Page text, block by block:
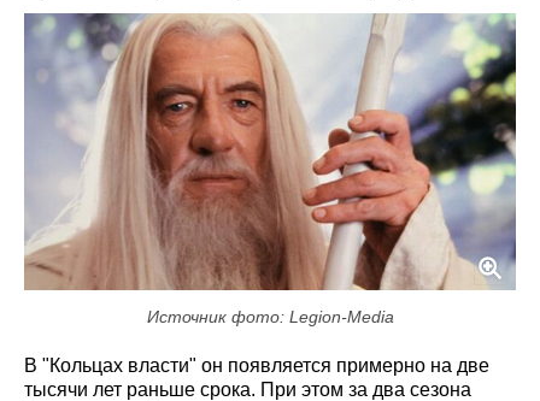
Источник фото: Legion-Media
В "Кольцах власти" он появляется примерно на две
тысячи лет раньше срока. При этом за два сезона